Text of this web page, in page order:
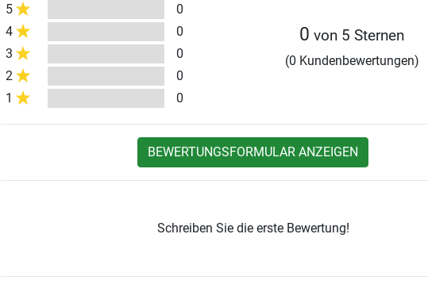
5
0
4
0
3
0
2
0
1
0
0 von 5 Sternen
(0 Kundenbewertungen)
BEWERTUNGSFORMULAR ANZEIGEN
Schreiben Sie die erste Bewertung!